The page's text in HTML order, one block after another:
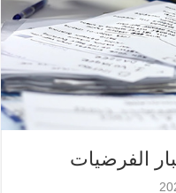
الفرضيات